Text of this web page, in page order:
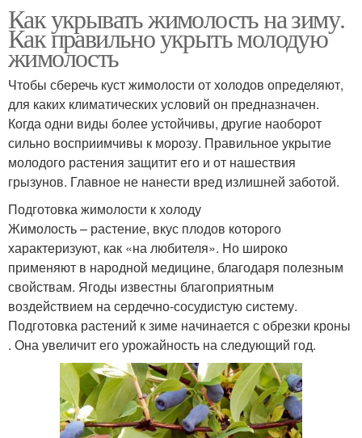
Как укрывать жимолость на зиму.
Как правильно укрыть молодую
жимолость
Чтобы сберечь куст жимолости от холодов определяют,
для каких климатических условий он предназначен.
Когда одни виды более устойчивы, другие наоборот
сильно восприимчивы к морозу. Правильное укрытие
молодого растения защитит его и от нашествия
грызунов. Главное не нанести вред излишней заботой.
Подготовка жимолости к холоду
Жимолость – растение, вкус плодов которого
характеризуют, как «на любителя». Но широко
применяют в народной медицине, благодаря полезным
свойствам. Ягоды известны благоприятным
воздействием на сердечно-сосудистую систему.
Подготовка растений к зиме начинается с обрезки кроны
. Она увеличит его урожайность на следующий год.